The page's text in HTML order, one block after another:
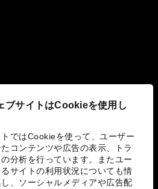
ブサイトはCookieを使用し
トではCookieを使って、ユーザー
コンテンツや広告の表示、トラ
分析を行っています。またユー
サイトの利用状況についても情
、ソーシャルメディアや広告配
組み